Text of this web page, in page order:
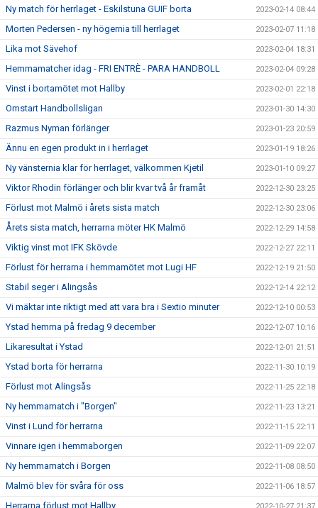
Ny match för herrlaget - Eskilstuna GUIF borta 2023-02-14 08:44
Morten Pedersen - ny högernia till herrlaget 2023-02-07 11:18
Lika mot Sävehof 2023-02-04 18:31
Hemmamatcher idag - FRI ENTRÈ - PARA HANDBOLL 2023-02-04 09:28
Vinst i bortamötet mot Hallby 2023-02-01 22:18
Omstart Handbollsligan 2023-01-30 14:30
Razmus Nyman förlänger 2023-01-23 20:59
Ännu en egen produkt in i herrlaget 2023-01-19 18:26
Ny vänsternia klar för herrlaget, välkommen Kjetil 2023-01-10 09:27
Viktor Rhodin förlänger och blir kvar två år framåt 2022-12-30 23:25
Förlust mot Malmö i årets sista match 2022-12-30 23:06
Årets sista match, herrarna möter HK Malmö 2022-12-29 14:58
Viktig vinst mot IFK Skövde 2022-12-27 22:11
Förlust för herrarna i hemmamötet mot Lugi HF 2022-12-19 21:50
Stabil seger i Alingsås 2022-12-14 22:12
Vi mäktar inte riktigt med att vara bra i Sextio minuter 2022-12-10 00:53
Ystad hemma på fredag 9 december 2022-12-07 10:16
Likaresultat i Ystad 2022-12-01 21:51
Ystad borta för herrarna 2022-11-30 10:19
Förlust mot Alingsås 2022-11-25 22:18
Ny hemmamatch i "Borgen" 2022-11-23 13:21
Vinst i Lund för herrarna 2022-11-15 22:11
Vinnare igen i hemmaborgen 2022-11-09 22:07
Ny hemmamatch i Borgen 2022-11-08 08:50
Malmö blev för svåra för oss 2022-11-06 18:57
Herrarna förlust mot Hallby 2022-10-27 21:37